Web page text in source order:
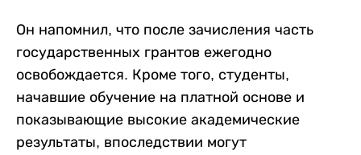
Он напомнил, что после зачисления часть
государственных грантов ежегодно
освобождается. Кроме того, студенты,
начавшие обучение на платной основе и
показывающие высокие академические
результаты, впоследствии могут